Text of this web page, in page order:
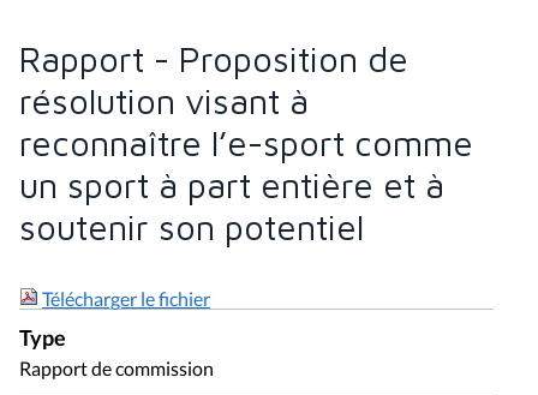
Rapport - Proposition de
résolution visant à
reconnaître l’e-sport comme
un sport à part entière et à
soutenir son potentiel
Télécharger le fichier
Type
Rapport de commission